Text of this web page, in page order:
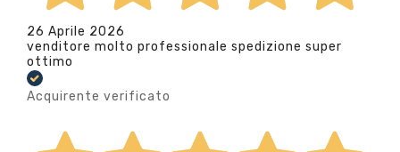
26 Aprile 2026
venditore molto professionale spedizione super
ottimo
Acquirente verificato